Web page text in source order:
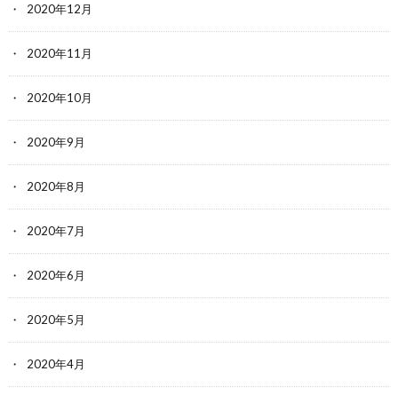
2020年12月
2020年11月
2020年10月
2020年9月
2020年8月
2020年7月
2020年6月
2020年5月
2020年4月